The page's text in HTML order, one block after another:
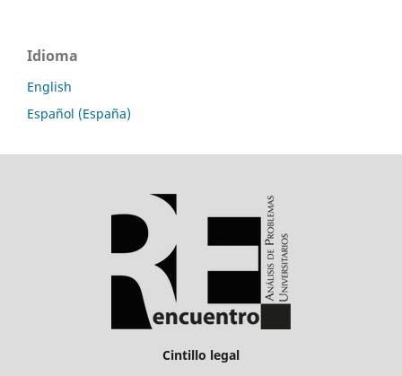
Idioma
English
Español (España)
Cintillo legal